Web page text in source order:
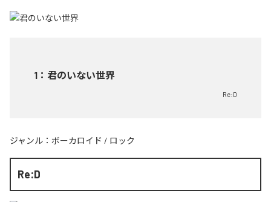
1 ： 君のいない世界
Re:D
ジャンル： ボーカロイド / ロック
Re:D